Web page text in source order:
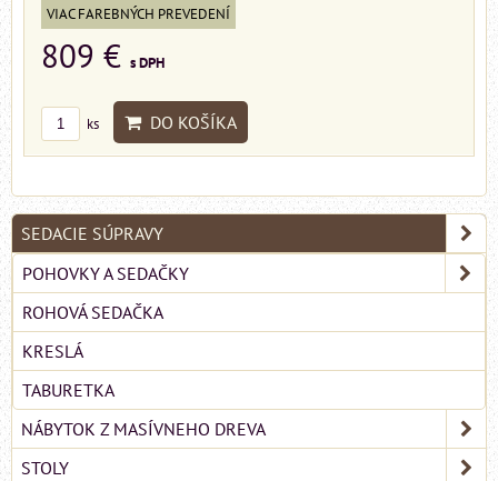
VIAC FAREBNÝCH PREVEDENÍ
809 € s DPH
ks DO KOŠÍKA
SEDACIE SÚPRAVY
POHOVKY A SEDAČKY
ROHOVÁ SEDAČKA
KRESLÁ
TABURETKA
NÁBYTOK Z MASÍVNEHO DREVA
STOLY